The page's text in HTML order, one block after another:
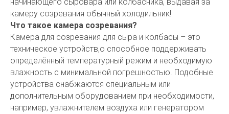
камеру созревания обычный холодильник!
Что такое камера созревания?
Камера для созревания для сыра и колбасы – это
техническое устройств,о способное поддерживать
определённый температурный режим и необходимую
влажность с минимальной погрешностью. Подобные
устройства снабжаются специальным или
дополнительным оборудованием при необходимости,
например, увлажнителем воздуха или генератором